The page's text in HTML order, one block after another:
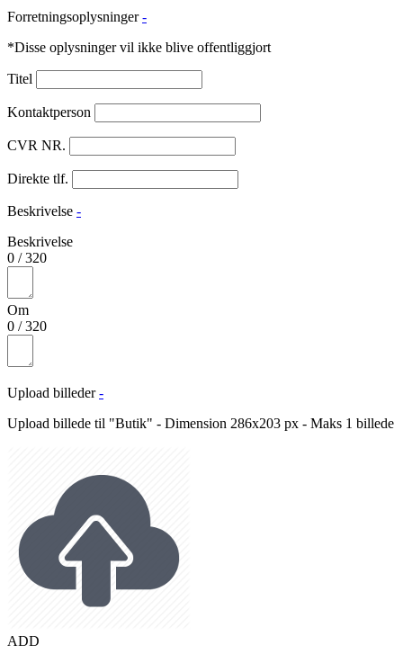
Forretningsoplysninger -
*Disse oplysninger vil ikke blive offentliggjort
Titel
Kontaktperson
CVR NR.
Direkte tlf.
Beskrivelse -
Beskrivelse
0 /320
Om
0 /320
Upload billeder -
Upload billede til "Butik" - Dimension 286x203 px - Maks 1 billede
ADD